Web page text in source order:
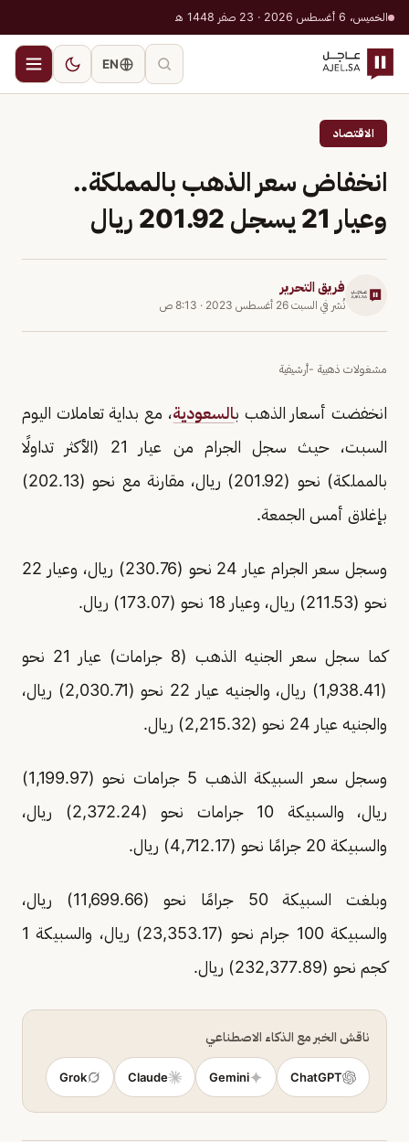
الخميس، 6 أغسطس 2026 · 23 صفر 1448 هـ
EN
الاقتصاد
انخفاض سعر الذهب بالمملكة..
وعيار 21 يسجل 201.92 ريال
فريق التحرير
نُشر في السبت 26 أغسطس 2023 · 8:13 ص
مشغولات ذهبية -أرشيفية
انخفضت أسعار الذهب بالسعودية، مع بداية تعاملات اليوم
السبت، حيث سجل الجرام من عيار 21 (الأكثر تداولًا
بالمملكة) نحو (201.92) ريال، مقارنة مع نحو (202.13)
بإغلاق أمس الجمعة.
وسجل سعر الجرام عيار 24 نحو (230.76) ريال، وعيار 22
نحو (211.53) ريال، وعيار 18 نحو (173.07) ريال.
كما سجل سعر الجنيه الذهب (8 جرامات) عيار 21 نحو
(1,938.41) ريال، والجنيه عيار 22 نحو (2,030.71) ريال،
والجنيه عيار 24 نحو (2,215.32) ريال.
وسجل سعر السبيكة الذهب 5 جرامات نحو (1,199.97)
ريال، والسبيكة 10 جرامات نحو (2,372.24) ريال،
والسبيكة 20 جرامًا نحو (4,712.17) ريال.
وبلغت السبيكة 50 جرامًا نحو (11,699.66) ريال،
والسبيكة 100 جرام نحو (23,353.17) ريال، والسبيكة 1
كجم نحو (232,377.89) ريال.
ناقش الخبر مع الذكاء الاصطناعي
ChatGPT
Gemini
Claude
Grok